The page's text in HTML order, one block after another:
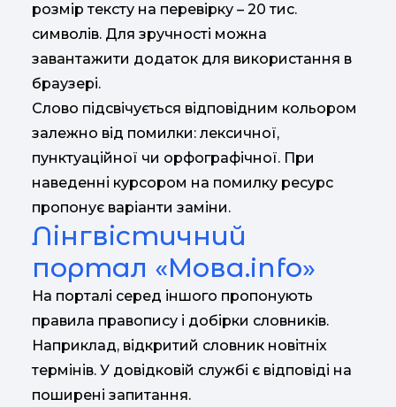
розмір тексту на перевірку – 20 тис.
символів. Для зручності можна
завантажити додаток для використання в
браузері.
Слово підсвічується відповідним кольором
залежно від помилки: лексичної,
пунктуаційної чи орфографічної. При
наведенні курсором на помилку ресурс
пропонує варіанти заміни.
Лінгвістичний
портал «Мова.info»
На порталі серед іншого пропонують
правила правопису і добірки словників.
Наприклад, відкритий словник новітніх
термінів. У довідковій службі є відповіді на
поширені запитання.